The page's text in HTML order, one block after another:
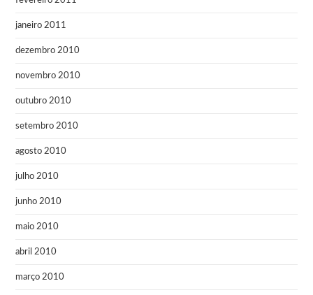
janeiro 2011
dezembro 2010
novembro 2010
outubro 2010
setembro 2010
agosto 2010
julho 2010
junho 2010
maio 2010
abril 2010
março 2010